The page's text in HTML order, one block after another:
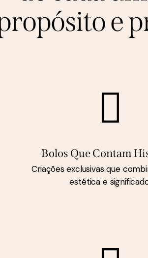
e
Bolos Que Contam
Criações exclusivas que
estética e